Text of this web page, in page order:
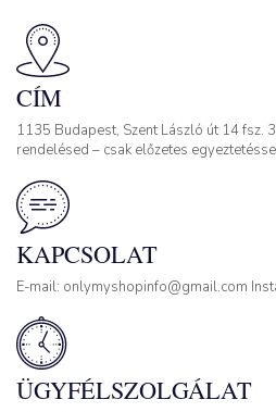
CÍM
1135 Budapest, Szent László út 14 fsz.
rendelésed – csak előzetes
KAPCSOLAT
E-mail: onlymyshopinfo@gmail.com
ÜGYFÉLSZOLGÁLAT